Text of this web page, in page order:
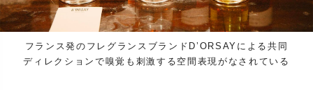
フランス発のフレグランスブランドD’ORSAYによる共同
ディレクションで嗅覚も刺激する空間表現がなされている